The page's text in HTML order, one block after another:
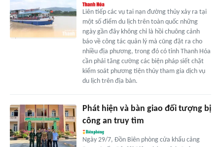
Liên tiếp các vụ tai nạn đường thủy xảy ra tại
một số điểm du lịch trên toàn quốc những
ngày gần đây không chỉ là hồi chuông cảnh
báo về công tác quản lý mà cũng đặt ra cho
nhiều địa phương, trong đó có tỉnh Thanh Hóa
cần phải tăng cường các biện pháp siết chặt
kiểm soát phương tiện thủy tham gia dịch vụ
du lịch trên địa bàn.
Phát hiện và bàn giao đối tượng bị
công an truy tìm
Ngày 29/7, Đồn Biên phòng cửa khẩu cảng